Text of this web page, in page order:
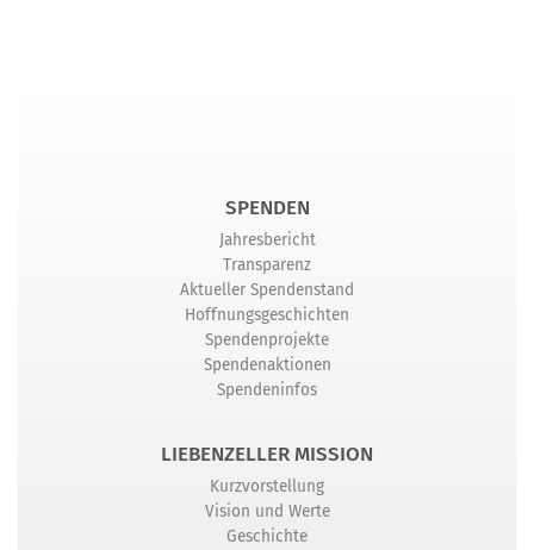
SPENDEN
Jahresbericht
Transparenz
Aktueller Spendenstand
Hoffnungsgeschichten
Spendenprojekte
Spendenaktionen
Spendeninfos
LIEBENZELLER MISSION
Kurzvorstellung
Vision und Werte
Geschichte